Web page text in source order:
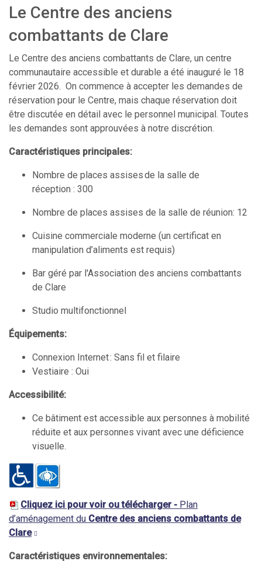
Le Centre des anciens
combattants de Clare
Le Centre des anciens combattants de Clare, un centre
communautaire accessible et durable a été inauguré le 18
février 2026. On commence à accepter les demandes de
réservation pour le Centre, mais chaque réservation doit
être discutée en détail avec le personnel municipal. Toutes
les demandes sont approuvées à notre discrétion.
Caractéristiques principales:
Nombre de places assises de la salle de
réception : 300
Nombre de places assises de la salle de réunion: 12
Cuisine commerciale moderne (un certificat en
manipulation d’aliments est requis)
Bar géré par l'Association des anciens combattants
de Clare
Studio multifonctionnel
Équipements:
Connexion Internet : Sans fil et filaire
Vestiaire : Oui
Accessibilité:
Ce bâtiment est accessible aux personnes à mobilité
réduite et aux personnes vivant avec une déficience
visuelle.
Cliquez ici pour voir ou télécharger - Plan
d’aménagement du Centre des anciens combattants de
Clare
Caractéristiques environnementales: